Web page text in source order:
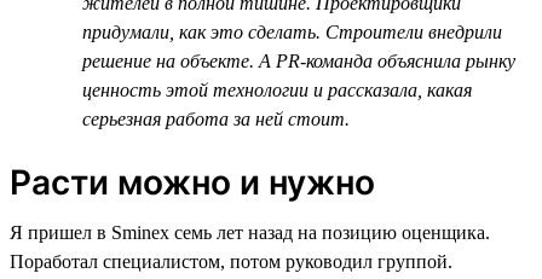
придумали, как это сделать. Строители внедрили
решение на объекте. А PR-команда объяснила рынку
ценность этой технологии и рассказала, какая
серьезная работа за ней стоит.
Расти можно и нужно
Я пришел в Sminex семь лет назад на позицию оценщика.
Поработал специалистом, потом руководил группой.